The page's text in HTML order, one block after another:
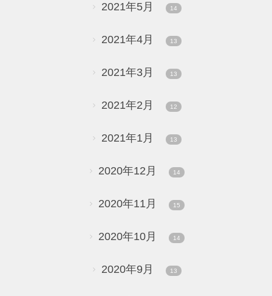
2021年5月 14
2021年4月 13
2021年3月 13
2021年2月 12
2021年1月 13
2020年12月 14
2020年11月 15
2020年10月 14
2020年9月 13